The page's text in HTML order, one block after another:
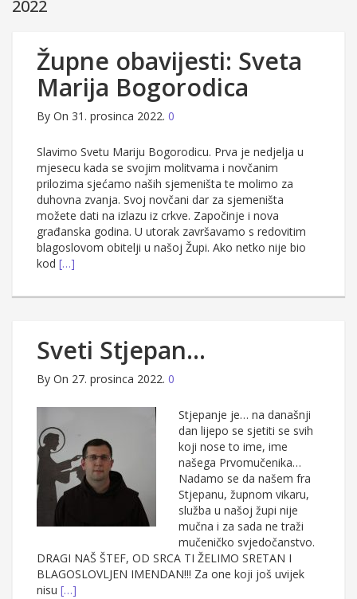
2022
Župne obavijesti: Sveta
Marija Bogorodica
By On 31. prosinca 2022. 0
Slavimo Svetu Mariju Bogorodicu. Prva je nedjelja u
mjesecu kada se svojim molitvama i novčanim
prilozima sjećamo naših sjemeništa te molimo za
duhovna zvanja. Svoj novčani dar za sjemeništa
možete dati na izlazu iz crkve. Započinje i nova
građanska godina. U utorak završavamo s redovitim
blagoslovom obitelji u našoj Župi. Ako netko nije bio
kod […]
Sveti Stjepan…
By On 27. prosinca 2022. 0
Stjepanje je… na današnji
dan lijepo se sjetiti se svih
koji nose to ime, ime
našega Prvomučenika…
Nadamo se da našem fra
Stjepanu, župnom vikaru,
služba u našoj župi nije
mučna i za sada ne traži
mučeničko svjedočanstvo.
DRAGI NAŠ ŠTEF, OD SRCA TI ŽELIMO SRETAN I
BLAGOSLOVLJEN IMENDAN!!! Za one koji još uvijek
nisu […]